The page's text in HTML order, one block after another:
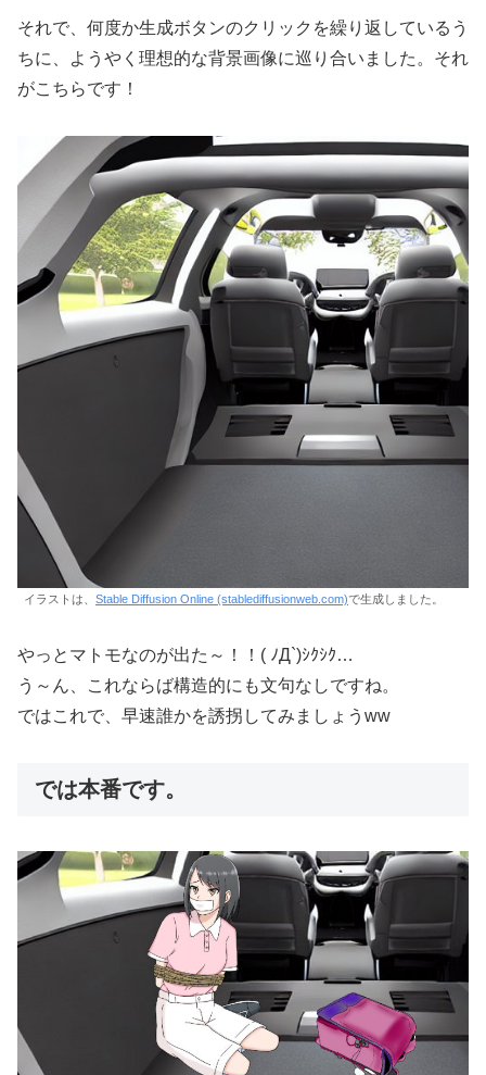
それで、何度か生成ボタンのクリックを繰り返しているう
ちに、ようやく理想的な背景画像に巡り合いました。それ
がこちらです！
イラストは、 Stable Diffusion Online (stablediffusionweb.com)で生成しました。
やっとマトモなのが出た～！！( ﾉД`)ｼｸｼｸ…
う～ん、これならば構造的にも文句なしですね。
ではこれで、早速誰かを誘拐してみましょうww
では本番です。